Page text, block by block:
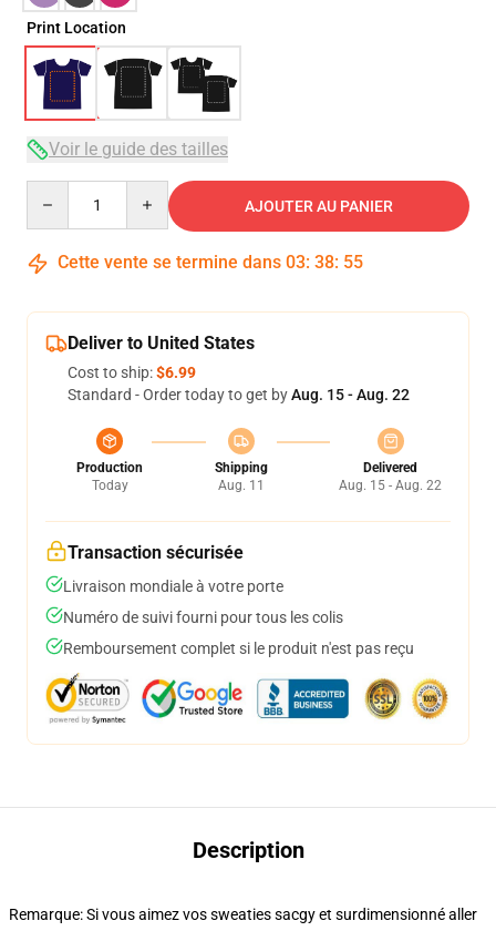
Print Location
Voir le guide des tailles
AJOUTER AU PANIER
Cette vente se termine dans 03: 38: 54
Deliver to United States
Cost to ship:$6.99
Standard - Order today to get byAug. 15 - Aug. 22
Production
Today
Shipping
Aug. 11
Delivered
Aug. 15 - Aug. 22
Transaction sécurisée
Livraison mondiale à votre porte
Numéro de suivi fourni pour tous les colis
Remboursement complet si le produit n'est pas reçu
Description
Remarque: Si vous aimez vos sweaties sacgy et surdimensionné aller